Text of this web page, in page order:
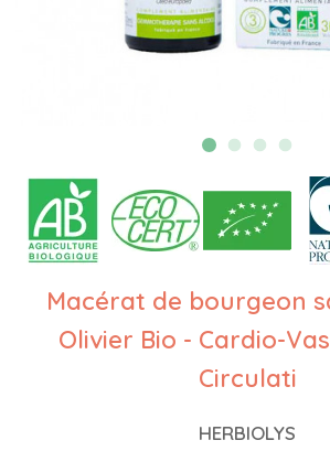
Macérat de bourgeon
Olivier Bio - Cardio-
Circulati
HERBIOLYS